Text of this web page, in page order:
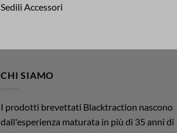
Sedili Accessori
CHI SIAMO
I prodotti brevettati Blacktraction nascono
dall'esperienza maturata in più di 35 anni di